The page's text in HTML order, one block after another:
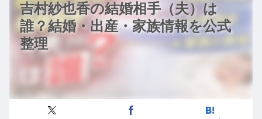
吉村紗也香の結婚相手（夫）は
誰？結婚・出産・家族情報を公式
整理